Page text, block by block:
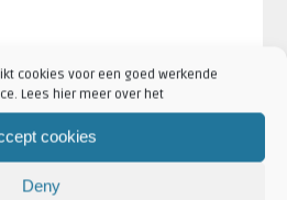
cookies voor een goed werkende
Lees hier meer over het
cookies
Deny
gelredome
tickets
Aankondigingen